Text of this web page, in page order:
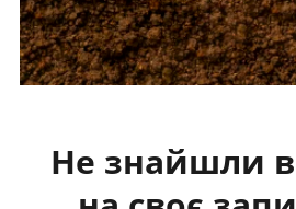
Не знайшли